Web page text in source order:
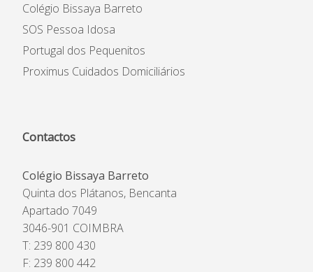
Colégio Bissaya Barreto
SOS Pessoa Idosa
Portugal dos Pequenitos
Proximus Cuidados Domiciliários
Contactos
Colégio Bissaya Barreto
Quinta dos Plátanos, Bencanta
Apartado 7049
3046-901 COIMBRA
T: 239 800 430
F: 239 800 442